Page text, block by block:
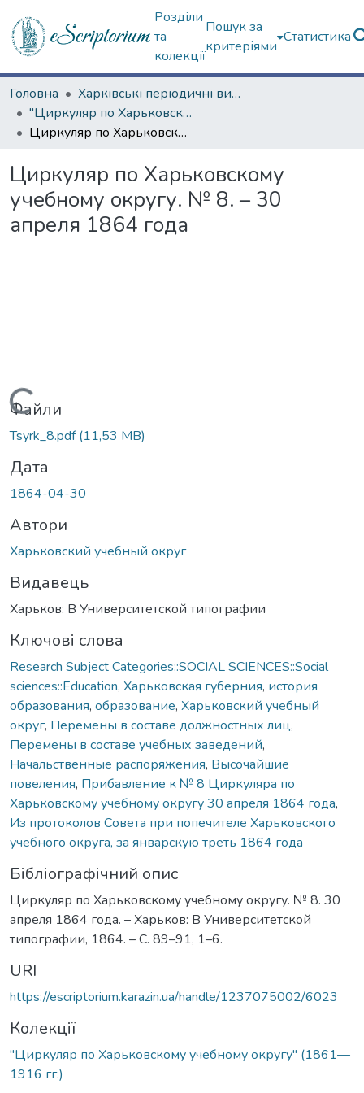
Розділи
та
колекції
Пошук за
критеріями
Статистика
Головна
Харківські періодичні видання
"Циркуляр по Харьковскому учебному округу" (1861—1916 гг.)
Циркуляр по Харьковскому учебному округу. № 8. – 30 апреля 1864 года
Циркуляр по Харьковскому
учебному округу. № 8. – 30
апреля 1864 года
Вантажиться...
Файли
Tsyrk_8.pdf(11,53 MB)
Дата
1864-04-30
Автори
Харьковский учебный округ
Видавець
Харьков: В Университетской типографии
Ключові слова
Research Subject Categories::SOCIAL SCIENCES::Social
sciences::Education, Харьковская губерния, история
образования, образование, Харьковский учебный
округ, Перемены в составе должностных лиц,
Перемены в составе учебных заведений,
Начальственные распоряжения, Высочайшие
повеления, Прибавление к № 8 Циркуляра по
Харьковскому учебному округу 30 апреля 1864 года,
Из протоколов Совета при попечителе Харьковского
учебного округа, за январскую треть 1864 года
Бібліографічний опис
Циркуляр по Харьковскому учебному округу. № 8. 30
апреля 1864 года. – Харьков: В Университетской
типографии, 1864. – С. 89–91, 1–6.
URI
https://escriptorium.karazin.ua/handle/1237075002/6023
Колекції
"Циркуляр по Харьковскому учебному округу" (1861—
1916 гг.)